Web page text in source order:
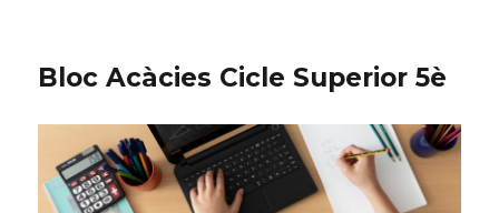
Bloc Acàcies Cicle Superior 5è